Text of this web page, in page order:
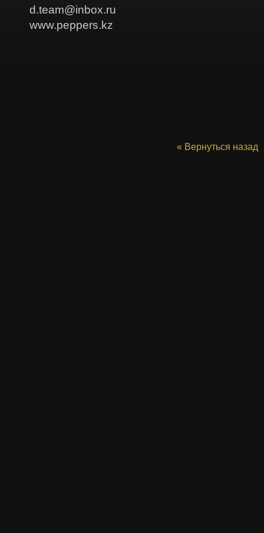
« Вернуться назад
d.team@inbox.ru
www.peppers.kz